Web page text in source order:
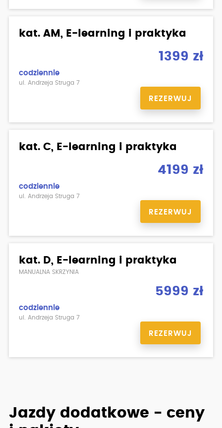
kat. AM, E-learning i praktyka
1399 zł
codziennie
ul. Andrzeja Struga 7
REZERWUJ
kat. C, E-learning i praktyka
4199 zł
codziennie
ul. Andrzeja Struga 7
REZERWUJ
kat. D, E-learning i praktyka
MANUALNA SKRZYNIA
5999 zł
codziennie
ul. Andrzeja Struga 7
REZERWUJ
Jazdy dodatkowe - ceny